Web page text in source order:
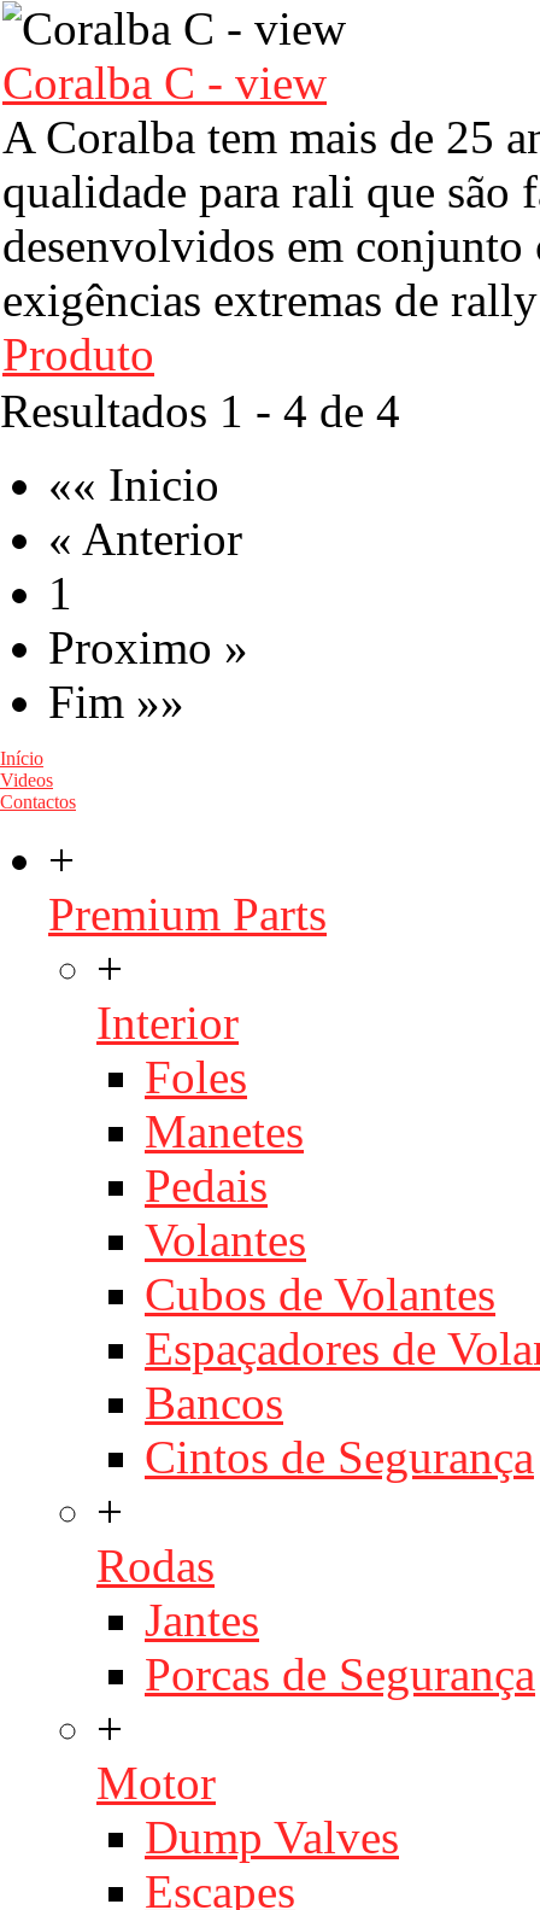
Coralba C - view
A Coralba tem mais de 25
qualidade para rali que são
desenvolvidos em conjunto
exigências extremas de
Produto
Resultados 1 - 4 de 4
«« Inicio
« Anterior
1
Proximo »
Fim »»
Início
Videos
Contactos
+
Premium Parts
+
Interior
Foles
Manetes
Pedais
Volantes
Cubos de Volantes
Espaçadores de
Bancos
Cintos de Segurança
+
Rodas
Jantes
Porcas de Segurança
+
Motor
Dump Valves
Escapes